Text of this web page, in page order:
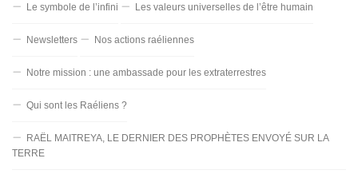
Le symbole de l’infini Les valeurs universelles de l’être humain
Newsletters Nos actions raéliennes
Notre mission : une ambassade pour les extraterrestres
Qui sont les Raéliens ?
RAËL MAITREYA, LE DERNIER DES PROPHÈTES ENVOYÉ SUR LA
TERRE